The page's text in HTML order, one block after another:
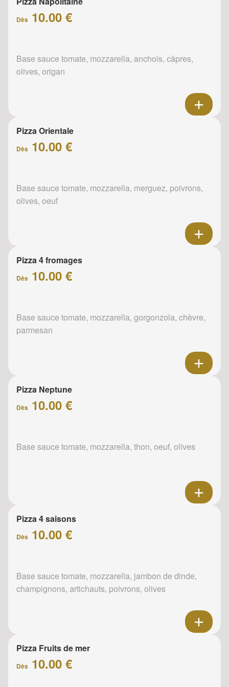
Dès 10.00 €
Base sauce tomate, mozzarella, anchois, câpres,
olives, origan
Pizza Orientale
Dès 10.00 €
Base sauce tomate, mozzarella, merguez, poivrons,
olives, oeuf
Pizza 4 fromages
Dès 10.00 €
Base sauce tomate, mozzarella, gorgonzola, chèvre,
parmesan
Pizza Neptune
Dès 10.00 €
Base sauce tomate, mozzarella, thon, oeuf, olives
Pizza 4 saisons
Dès 10.00 €
Base sauce tomate, mozzarella, jambon de dinde,
champignons, artichauts, poivrons, olives
Pizza Fruits de mer
Dès 10.00 €